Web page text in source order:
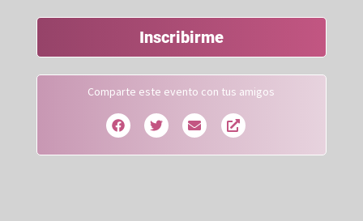
Inscribirme
Comparte este evento con tus amigos